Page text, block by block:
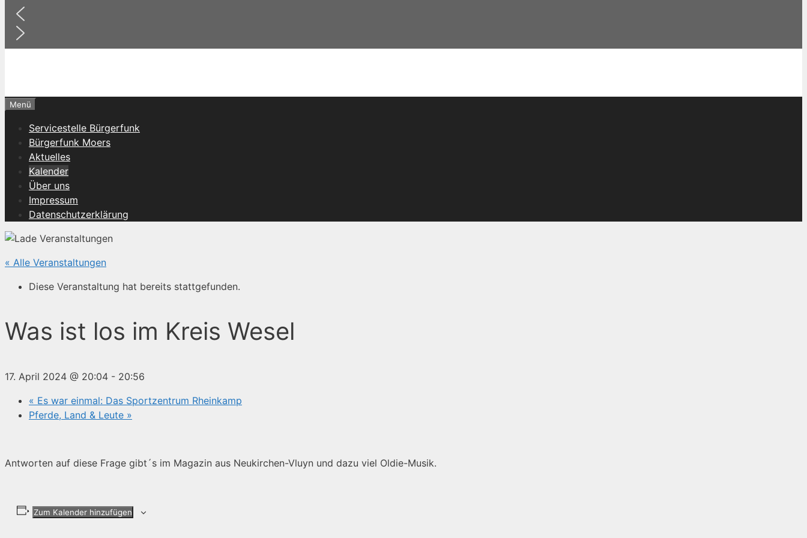
Menü
Servicestelle Bürgerfunk
Bürgerfunk Moers
Aktuelles
Kalender
Über uns
Impressum
Datenschutzerklärung
« Alle Veranstaltungen
Diese Veranstaltung hat bereits stattgefunden.
Was ist los im Kreis Wesel
17. April 2024 @ 20:04 - 20:56
« Es war einmal: Das Sportzentrum Rheinkamp
Pferde, Land & Leute »
Antworten auf diese Frage gibt´s im Magazin aus Neukirchen-Vluyn und dazu viel Oldie-Musik.
Zum Kalender hinzufügen